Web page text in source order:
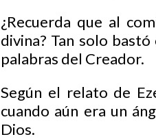
¿Recuerda que al
divina? Tan solo
palabras del Creador.
Según el relato de
cuando aún era un
Dios.